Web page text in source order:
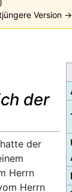
)
Version
der
der
Herrn
Herrn